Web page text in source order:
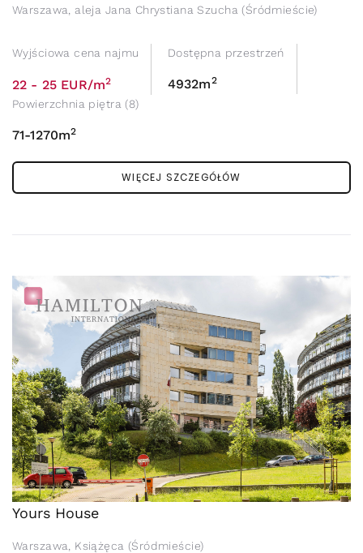
Warszawa, aleja Jana Chrystiana Szucha (Śródmieście)
Wyjściowa cena najmu
22 - 25 EUR/m2
Dostępna przestrzeń
4932m2
Powierzchnia piętra (8)
71-1270m2
WIĘCEJ SZCZEGÓŁÓW
Yours House
Warszawa, Książęca (Śródmieście)